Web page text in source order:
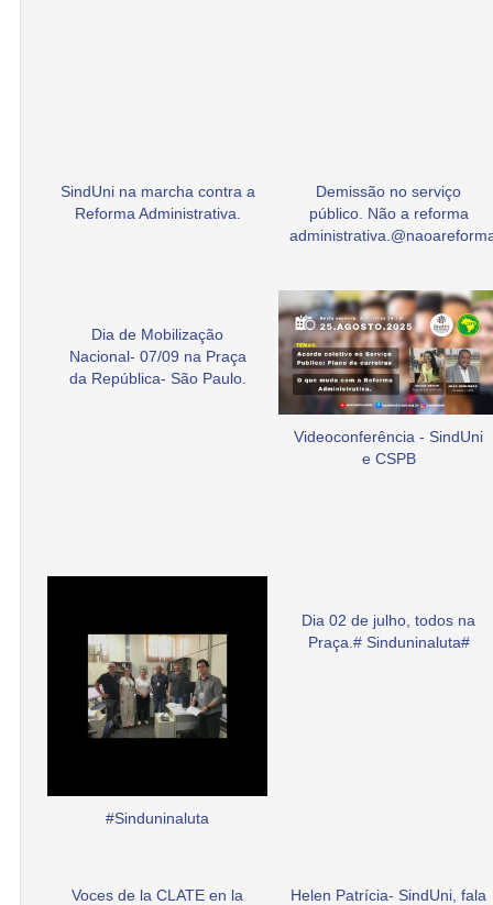
SindUni na marcha contra a
Reforma Administrativa.
Demissão no serviço
público. Não a reforma
Dia de Mobilização
Nacional- 07/09 na Praça
da República- São Paulo.
Videoconferência - SindUni
e CSPB
#Sinduninaluta
Dia 02 de julho, todos na
Praça.# Sinduninaluta#
Voces de la CLATE en la
Helen Patrícia- SindUni, fala